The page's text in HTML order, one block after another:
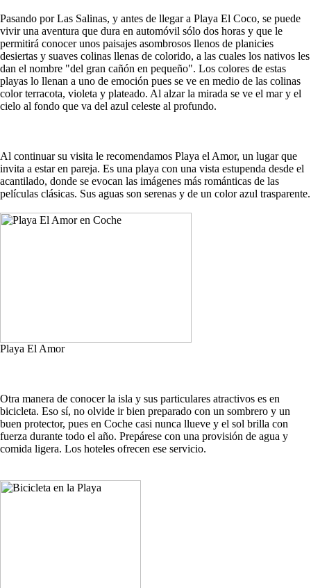
Pasando por Las Salinas, y antes de llegar a Playa El Coco, se puede
vivir una aventura que dura en automóvil sólo dos horas y que le
permitirá conocer unos paisajes asombrosos llenos de planicies
desiertas y suaves colinas llenas de colorido, a las cuales los nativos les
dan el nombre "del gran cañón en pequeño". Los colores de estas
playas lo llenan a uno de emoción pues se ve en medio de las colinas
color terracota, violeta y plateado. Al alzar la mirada se ve el mar y el
cielo al fondo que va del azul celeste al profundo.
Al continuar su visita le recomendamos Playa el Amor, un lugar que
invita a estar en pareja. Es una playa con una vista estupenda desde el
acantilado, donde se evocan las imágenes más románticas de las
películas clásicas. Sus aguas son serenas y de un color azul trasparente.
Playa El Amor
Otra manera de conocer la isla y sus particulares atractivos es en
bicicleta. Eso sí, no olvide ir bien preparado con un sombrero y un
buen protector, pues en Coche casi nunca llueve y el sol brilla con
fuerza durante todo el año. Prepárese con una provisión de agua y
comida ligera. Los hoteles ofrecen ese servicio.